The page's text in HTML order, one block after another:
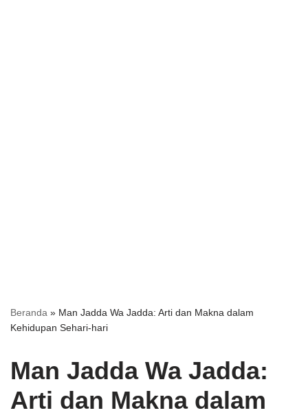
Beranda » Man Jadda Wa Jadda: Arti dan Makna dalam
Kehidupan Sehari-hari
Man Jadda Wa Jadda:
Arti dan Makna dalam